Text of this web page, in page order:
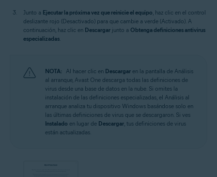
Junto a Ejecutar la próxima vez que reinicie el equipo, haz clic en el control
deslizante rojo (Desactivado) para que cambie a verde (Activado). A
continuación, haz clic en Descargar junto a Obtenga definiciones antivirus
especializadas.
NOTA: Al hacer clic en Descargar en la pantalla de Análisis
al arranque, Avast One descarga todas las definiciones de
virus desde una base de datos en la nube. Si omites la
instalación de las definiciones especializadas, el Análisis al
arranque analiza tu dispositivo Windows basándose solo en
las últimas definiciones de virus que se descargaron. Si ves
Instalado en lugar de Descargar, tus definiciones de virus
están actualizadas.